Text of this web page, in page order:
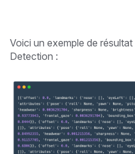
Voici un exemple de
Detection :